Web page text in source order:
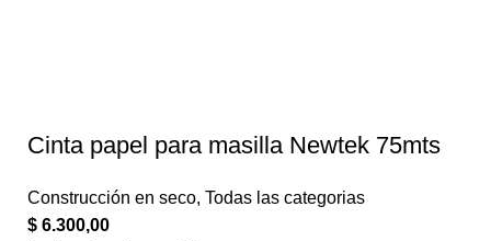
Cinta papel para masilla Newtek 75mts
Construcción en seco, Todas las categorias
$ 6.300,00